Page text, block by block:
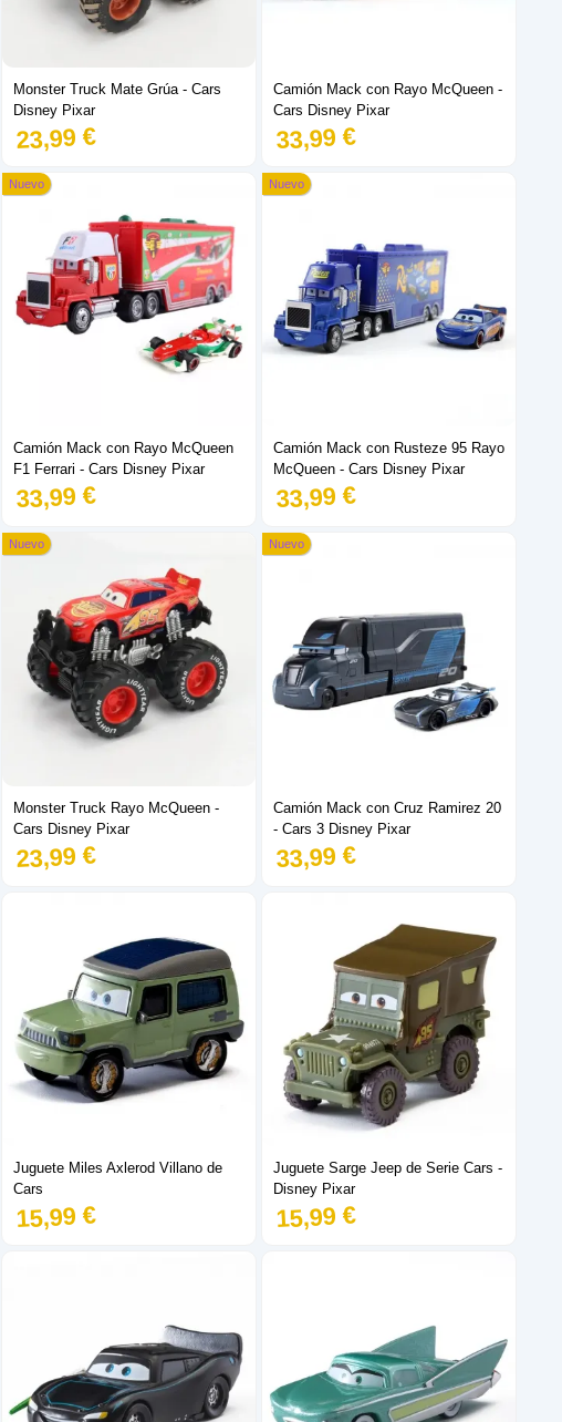
Monster Truck Mate Grúa - Cars
Disney Pixar
23,99 €
Camión Mack con Rayo McQueen -
Cars Disney Pixar
33,99 €
Nuevo
Camión Mack con Rayo McQueen
F1 Ferrari - Cars Disney Pixar
33,99 €
Nuevo
Camión Mack con Rusteze 95 Rayo
McQueen - Cars Disney Pixar
33,99 €
Nuevo
Monster Truck Rayo McQueen -
Cars Disney Pixar
23,99 €
Nuevo
Camión Mack con Cruz Ramirez 20
- Cars 3 Disney Pixar
33,99 €
Juguete Miles Axlerod Villano de
Cars
15,99 €
Juguete Sarge Jeep de Serie Cars -
Disney Pixar
15,99 €